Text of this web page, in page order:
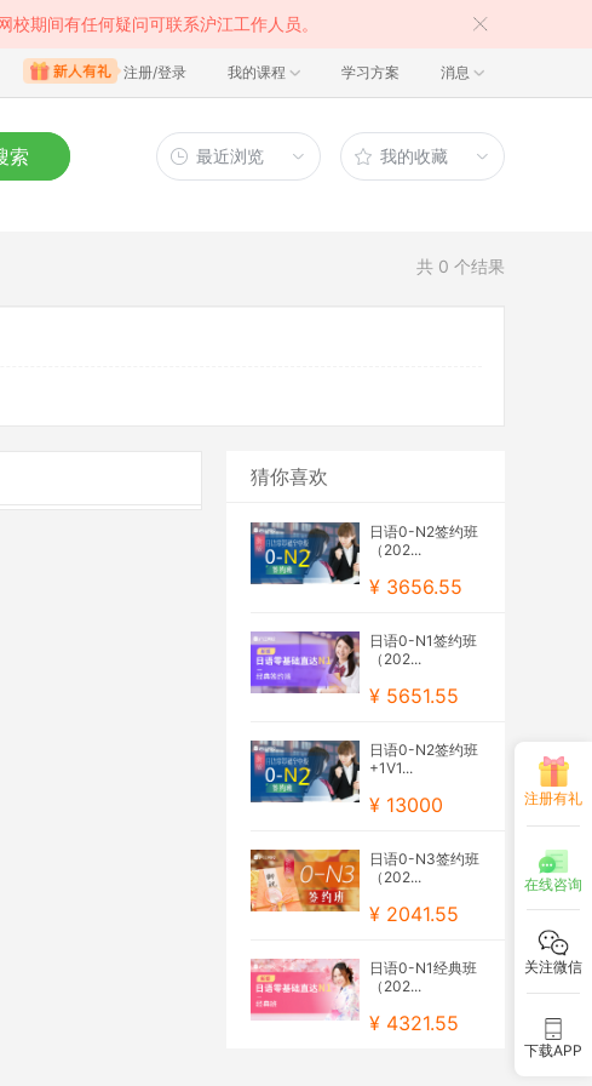
期间有任何疑问可联系沪江工作人员。
注册/登录 我的课程 学习方案 消息
索 最近浏览 我的收藏
共 0 个结果
猜你喜欢
日语0-N2签约班
（202...
¥ 3656.55
日语0-N1签约班
（202...
¥ 5651.55
日语0-N2签约班
+1V1...
¥ 13000
日语0-N3签约班
（202...
¥ 2041.55
日语0-N1经典班
（202...
¥ 4321.55
注册有礼
在线咨询
关注微信
下载APP